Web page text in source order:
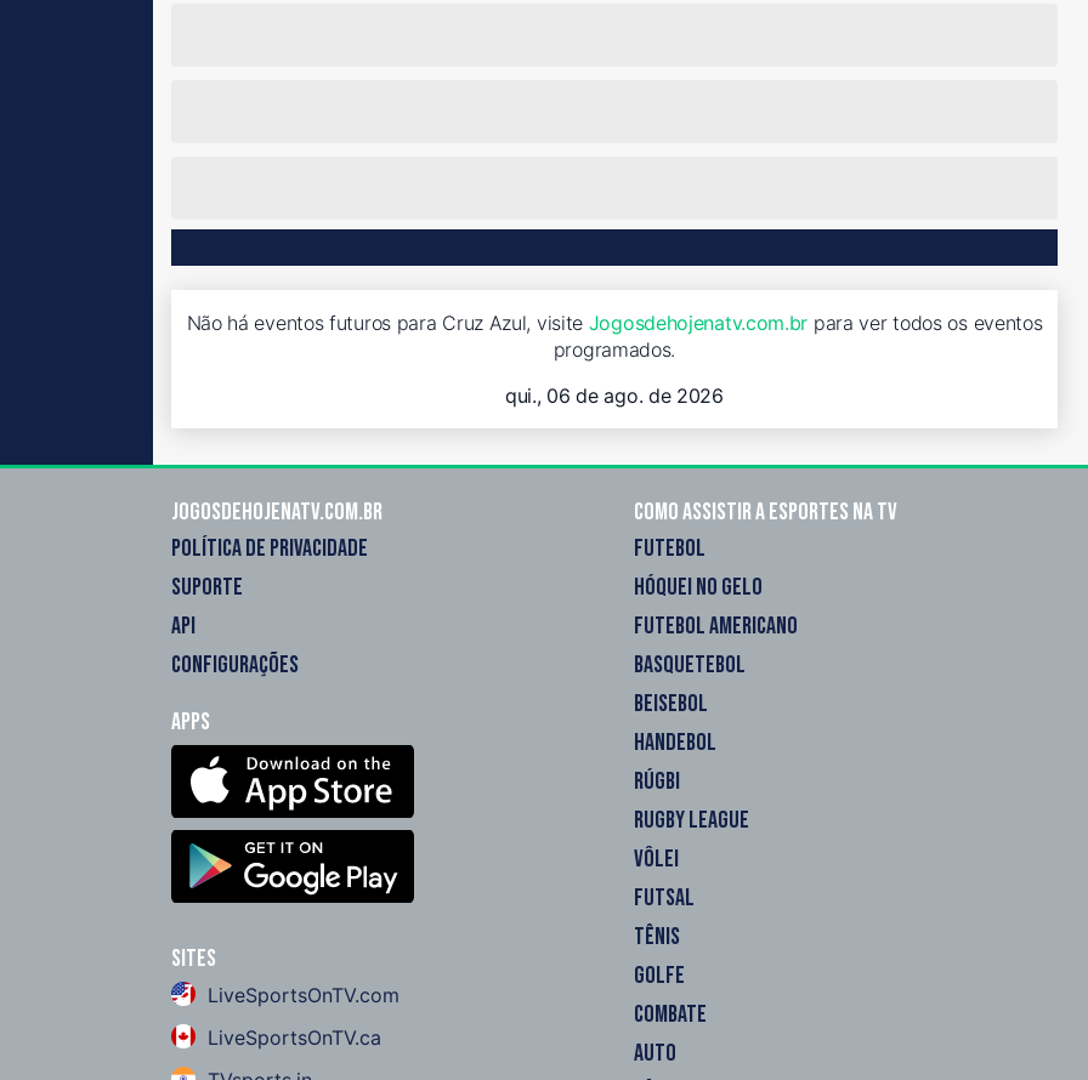
Não há eventos futuros para Cruz Azul, visite Jogosdehojenatv.com.br para ver todos os eventos
programados.
qui., 06 de ago. de 2026
Jogosdehojenatv.com.br
POLÍTICA DE PRIVACIDADE
SUPORTE
API
CONFIGURAÇÕES
Apps
Sites
LiveSportsOnTV.com
LiveSportsOnTV.ca
Como assistir a esportes na TV
FUTEBOL
HÓQUEI NO GELO
FUTEBOL AMERICANO
BASQUETEBOL
BEISEBOL
HANDEBOL
RÚGBI
RUGBY LEAGUE
VÔLEI
FUTSAL
TÊNIS
GOLFE
COMBATE
AUTO